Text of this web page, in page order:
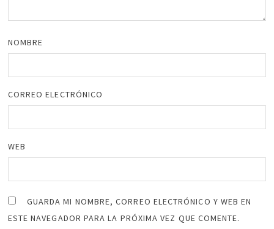
NOMBRE
CORREO ELECTRÓNICO
WEB
GUARDA MI NOMBRE, CORREO ELECTRÓNICO Y WEB EN
ESTE NAVEGADOR PARA LA PRÓXIMA VEZ QUE COMENTE.